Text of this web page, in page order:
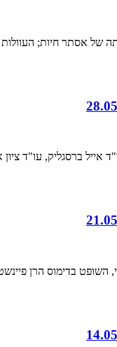
של אסתר חיות;
אייל ברסגליק, עו"ד
בדימוס הרן